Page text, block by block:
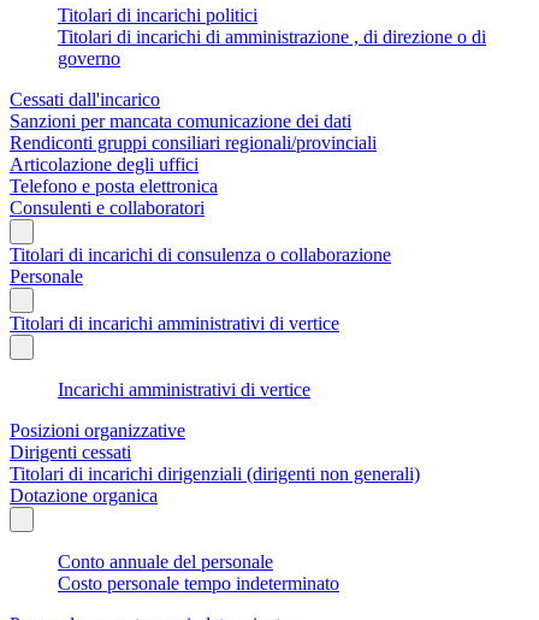
Titolari di incarichi politici
Titolari di incarichi di amministrazione , di direzione o di
governo
Cessati dall'incarico
Sanzioni per mancata comunicazione dei dati
Rendiconti gruppi consiliari regionali/provinciali
Articolazione degli uffici
Telefono e posta elettronica
Consulenti e collaboratori
Titolari di incarichi di consulenza o collaborazione
Personale
Titolari di incarichi amministrativi di vertice
Incarichi amministrativi di vertice
Posizioni organizzative
Dirigenti cessati
Titolari di incarichi dirigenziali (dirigenti non generali)
Dotazione organica
Conto annuale del personale
Costo personale tempo indeterminato